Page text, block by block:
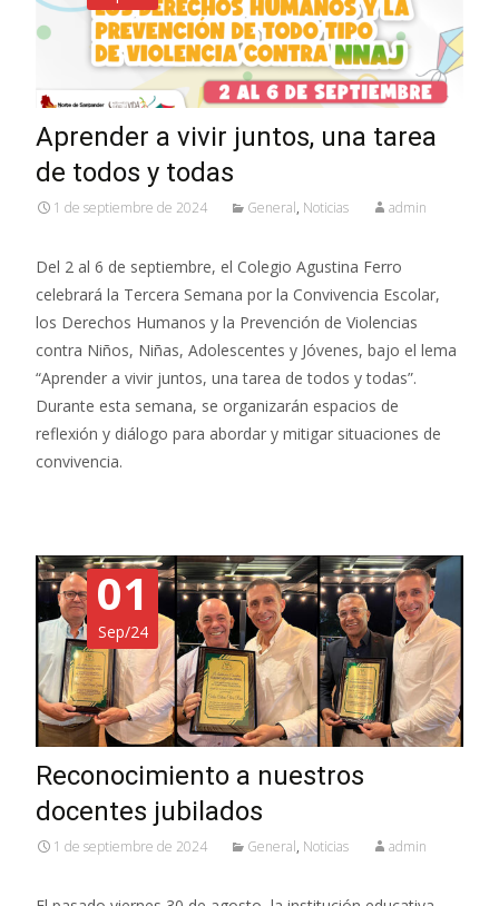
Aprender a vivir juntos, una tarea
de todos y todas
1 de septiembre de 2024 General, Noticias admin
Del 2 al 6 de septiembre, el Colegio Agustina Ferro
celebrará la Tercera Semana por la Convivencia Escolar,
los Derechos Humanos y la Prevención de Violencias
contra Niños, Niñas, Adolescentes y Jóvenes, bajo el lema
“Aprender a vivir juntos, una tarea de todos y todas”.
Durante esta semana, se organizarán espacios de
reflexión y diálogo para abordar y mitigar situaciones de
convivencia.
01
Sep/24
Reconocimiento a nuestros
docentes jubilados
1 de septiembre de 2024 General, Noticias admin